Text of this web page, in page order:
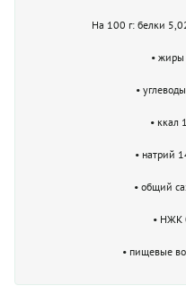
На 100 г: белки
• жиры
•
• ккал
• натрий
• общий
• НЖК
• пищевые